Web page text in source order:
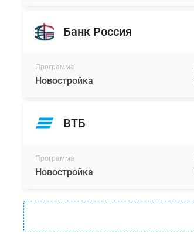
Банк Россия
Программа
Новостройка
ВТБ
Программа
Новостройка